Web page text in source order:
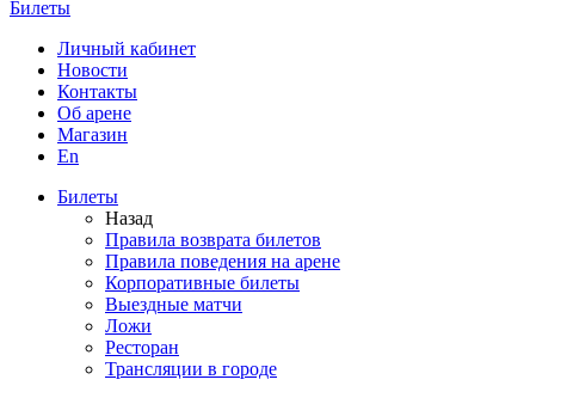
Билеты
Личный кабинет
Новости
Контакты
Об арене
Магазин
En
Билеты
Назад
Правила возврата билетов
Правила поведения на арене
Корпоративные билеты
Выездные матчи
Ложи
Ресторан
Трансляции в городе